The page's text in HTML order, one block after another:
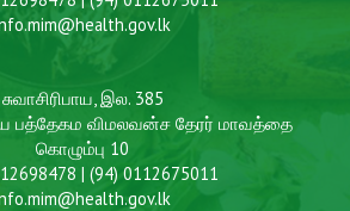
சுவாசிரிபாய, இல. 385
பத்தேகம விமலவன்ச தேரர் மாவத்தை
கொழும்பு 10
| (94) 0112675011